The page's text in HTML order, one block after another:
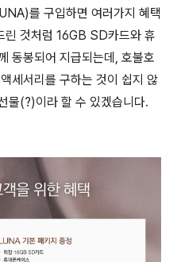
를 구입하면 여러가지 혜택
린 것처럼 16GB SD카드와 휴
동봉되어 지급되는데, 호불호
세서리를 구하는 것이 쉽지 않
물(?)이라 할 수 있겠습니다.